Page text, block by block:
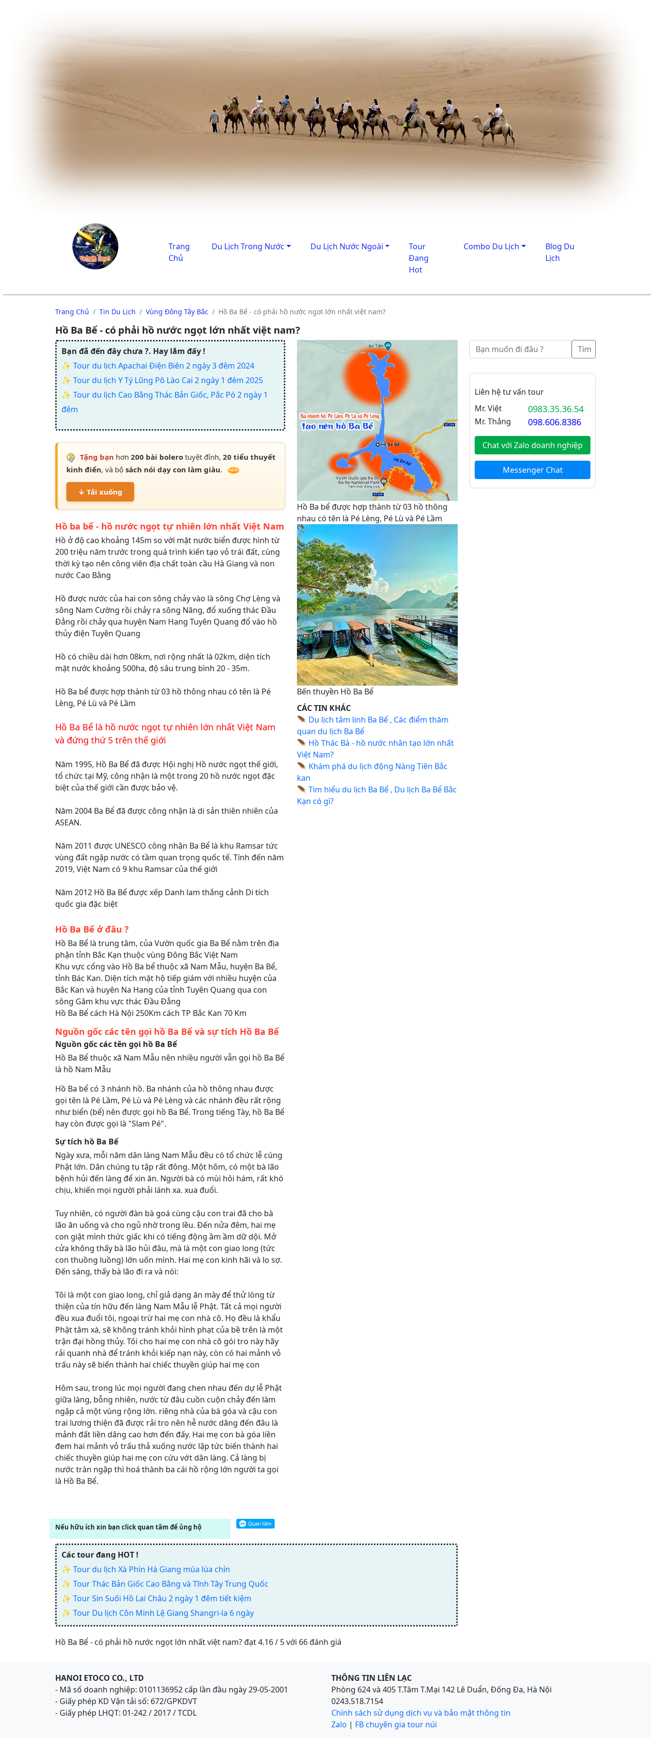
Trang
Chủ
Du Lịch Trong Nước Du Lịch Nước Ngoài
Tour
Đang
Hot
Combo Du Lịch
Blog Du
Lịch
Trang Chủ Tin Du Lịch Vùng Đông Tây Bắc Hồ Ba Bể - có phải hồ nước ngọt lớn nhất việt nam?
Hồ Ba Bể - có phải hồ nước ngọt lớn nhất việt nam?
Bạn đã đến đây chưa ?. Hay lắm đấy !
✨ Tour du lịch Apachai Điện Biên 2 ngày 3 đêm 2024
✨ Tour du lịch Y Tý Lũng Pô Lào Cai 2 ngày 1 đêm 2025
✨ Tour du lịch Cao Bằng Thác Bản Giốc, Pắc Pó 2 ngày 1
đêm
Tặng bạn hơn 200 bài bolero tuyệt đỉnh, 20 tiểu thuyết
kinh điển, và bộ sách nói dạy con làm giàu.
↓ Tải xuống
Hồ ba bể - hồ nước ngọt tự nhiên lớn nhất Việt Nam
Hồ ở độ cao khoảng 145m so với mặt nước biển được hình từ
200 triệu năm trước trong quá trình kiến tạo vỏ trái đất, cùng
thời kỳ tạo nên công viên địa chất toàn cầu Hà Giang và non
nước Cao Bằng
Hồ được nước của hai con sông chảy vào là sông Chợ Lèng và
sông Nam Cường rồi chảy ra sông Năng, đổ xuống thác Đầu
Đẳng rồi chảy qua huyện Nam Hang Tuyên Quang đổ vào hồ
thủy điện Tuyên Quang
Hồ có chiều dài hơn 08km, nơi rộng nhất là 02km, diện tích
mặt nước khoảng 500ha, độ sâu trung bình 20 - 35m.
Hồ Ba bể được hợp thành từ 03 hồ thông nhau có tên là Pé
Lèng, Pé Lù và Pé Lầm
Hồ Ba Bể là hồ nước ngọt tự nhiên lớn nhất Việt Nam
và đứng thứ 5 trên thế giới
Năm 1995, Hồ Ba Bể đã được Hội nghị Hồ nước ngọt thế giới,
tổ chức tại Mỹ, công nhận là một trong 20 hồ nước ngọt đặc
biệt của thế giới cần được bảo vệ.
Năm 2004 Ba Bể đã được công nhận là di sản thiên nhiên của
ASEAN.
Năm 2011 được UNESCO công nhận Ba Bể là khu Ramsar tức
vùng đất ngập nước có tầm quan trọng quốc tế. Tính đến năm
2019, Việt Nam có 9 khu Ramsar của thế giới
Năm 2012 Hồ Ba Bể được xếp Danh lam thắng cảnh Di tích
quốc gia đặc biệt
Hồ Ba Bể ở đâu ?
Hồ Ba Bể là trung tâm, của Vườn quốc gia Ba Bể nằm trên địa
phận tỉnh Bắc Kạn thuộc vùng Đông Bắc Việt Nam
Khu vực cổng vào Hồ Ba bể thuộc xã Nam Mẫu, huyện Ba Bể,
tỉnh Bác Kan. Diện tích mặt hộ tiếp giám với nhiều huyện của
Bắc Kan và huyên Na Hang của tỉnh Tuyên Quang qua con
sông Gâm khu vực thác Đầu Đẳng
Hồ Ba Bể cách Hà Nội 250Km cách TP Bắc Kan 70 Km
Nguồn gốc các tên gọi hồ Ba Bể và sự tích Hồ Ba Bể
Nguồn gốc các tên gọi hồ Ba Bể
Hồ Ba Bể thuộc xã Nam Mẫu nên nhiều người vẫn gọi hồ Ba Bể
là hồ Nam Mẫu
Hồ Ba bể có 3 nhánh hồ. Ba nhánh của hồ thông nhau được
gọi tên là Pé Lầm, Pé Lù và Pé Lèng và các nhánh đều rất rộng
như biển (bể) nên được gọi hồ Ba Bể. Trong tiếng Tày, hồ Ba Bể
hay còn được gọi là "Slam Pé".
Sự tích hồ Ba Bể
Ngày xưa, mỗi năm dân làng Nam Mẫu đều có tổ chức lễ cúng
Phật lớn. Dân chúng tụ tập rất đông. Một hôm, có một bà lão
bệnh hủi đến làng để xin ăn. Người bà có mùi hôi hám, rất khó
chịu, khiến mọi người phải lánh xa. xua đuổi.
Tuy nhiên, có người đàn bà goá cùng cậu con trai đã cho bà
lão ăn uống và cho ngủ nhờ trong lều. Đến nửa đêm, hai mẹ
con giật mình thức giấc khi có tiếng động ầm ầm dữ dội. Mở
cửa không thấy bà lão hủi đâu, mà là một con giao long (tức
con thuồng luồng) lớn uốn mình. Hai mẹ con kinh hãi và lo sợ.
Đến sáng, thấy bà lão đi ra và nói:
Tôi là một con giao long, chỉ giả dạng ăn mày để thử lòng từ
thiện của tín hữu đến làng Nam Mẫu lễ Phật. Tất cả mọi người
đều xua đuổi tôi, ngoại trừ hai mẹ con nhà cô. Họ đều là khẩu
Phật tâm xà, sẽ không tránh khỏi hình phạt của bề trên là một
trận đại hồng thủy. Tôi cho hai mẹ con nhà cô gói tro này hãy
rải quanh nhà để tránh khỏi kiếp nạn này, còn có hai mảnh vỏ
trấu này sẽ biến thành hai chiếc thuyền giúp hai mẹ con
Hôm sau, trong lúc mọi người đang chen nhau đến dự lễ Phật
giữa làng, bỗng nhiên, nước từ đâu cuồn cuộn chảy đến làm
ngập cả một vùng rộng lớn. riêng nhà của bà góa và cậu con
trai lương thiện đã được rải tro nên hễ nước dâng đến đâu là
mảnh đất liền dâng cao hơn đến đấy. Hai mẹ con bà góa liền
đem hai mảnh vỏ trấu thả xuống nước lập tức biến thành hai
chiếc thuyền giúp hai mẹ con cứu vớt dân làng. Cả làng bị
nước tràn ngập thì hoá thành ba cái hồ rộng lớn người ta gọi
là Hồ Ba Bể.
Nếu hữu ích xin bạn click quan tâm để ủng hộ
Hồ Ba bể được hợp thành từ 03 hồ thông
nhau có tên là Pé Lèng, Pé Lù và Pé Lầm
Bến thuyền Hồ Ba Bể
CÁC TIN KHÁC
🪶 Du lịch tâm linh Ba Bể , Các điểm thăm
quan du lịch Ba Bể
🪶 Hồ Thác Bà - hồ nước nhân tạo lớn nhất
Việt Nam?
🪶 Khám phá du lịch động Nàng Tiên Bắc
kan
🪶 Tim hiểu du lịch Ba Bể , Du lịch Ba Bể Bắc
Kạn có gì?
Các tour đang HOT !
✨ Tour du lịch Xà Phìn Hà Giang mùa lúa chín
✨ Tour Thác Bản Giốc Cao Bằng và Tĩnh Tây Trung Quốc
✨ Tour Sin Suối Hồ Lai Châu 2 ngày 1 đêm tiết kiệm
✨ Tour Du lịch Côn Minh Lệ Giang Shangri-la 6 ngày
Hồ Ba Bể - có phải hồ nước ngọt lớn nhất việt nam? đạt 4.16 / 5 với 66 đánh giá
Tìm
Liên hệ tư vấn tour
Mr. Việt
0983.35.36.54
Mr. Thắng 098.606.8386
Chat với Zalo doanh nghiệp
Messenger Chat
HANOI ETOCO CO., LTD
- Mã số doanh nghiệp: 0101136952 cấp lần đầu ngày 29-05-2001
- Giấy phép KD Vận tải số: 672/GPKDVT
- Giấy phép LHQT: 01-242 / 2017 / TCDL
THÔNG TIN LIÊN LẠC
Phòng 624 và 405 T.Tâm T.Mại 142 Lê Duẩn, Đống Đa, Hà Nội
0243.518.7154
Chính sách sử dụng dịch vụ và bảo mật thông tin
Zalo | FB chuyên gia tour núi